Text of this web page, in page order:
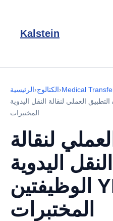
Kalstein
الرئيسية›الكتالوج›Medical
التطبيق العملي لنقالة النقل اليدوية ABS ذات الوظيفتين YR06287 في
المختبرات
لنقالة
النقل اليدوية ABS ذات
الوظيفتين YR06287 في
المختبرات